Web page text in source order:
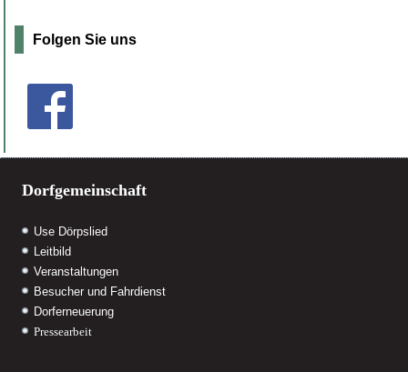
Folgen Sie uns
Dorfgemeinschaft
Use Dörpslied
Leitbild
Veranstaltungen
Besucher und Fahrdienst
Dorferneuerung
Pressearbeit